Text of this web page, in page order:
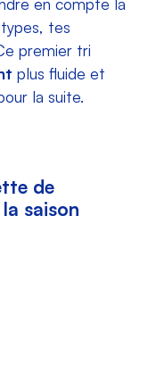
tes
premier tri
plus fluide et
la suite.
de
saison